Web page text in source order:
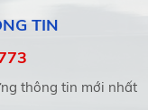
TIN
thông tin mới nhất